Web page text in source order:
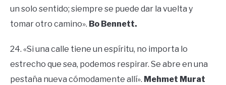
un solo sentido; siempre se puede dar la vuelta y
tomar otro camino». Bo Bennett.
24. «Si una calle tiene un espíritu, no importa lo
estrecho que sea, podemos respirar. Se abre en una
pestaña nueva cómodamente allí». Mehmet Murat